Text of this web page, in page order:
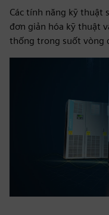
Các tính năng kỹ thuật
đơn giản hóa kỹ thuật
thống trong suốt vòng